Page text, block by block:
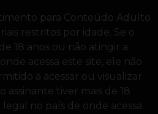
para Conteúdo Adulto
restritos por idade. Se o
18 anos ou não atingir a
acessa este site, ele não
a acessar ou visualizar
assinante tiver mais de 18
no país de onde acessa